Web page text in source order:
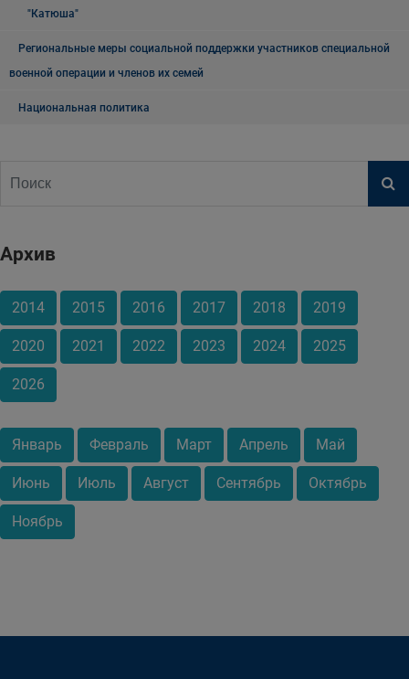
"Катюша"
Региональные меры социальной поддержки участников специальной
военной операции и членов их семей
Национальная политика
Архив
2014 2015 2016 2017 2018 2019
2020 2021 2022 2023 2024 2025
2026
Январь Февраль Март Апрель Май
Июнь Июль Август Сентябрь Октябрь
Ноябрь